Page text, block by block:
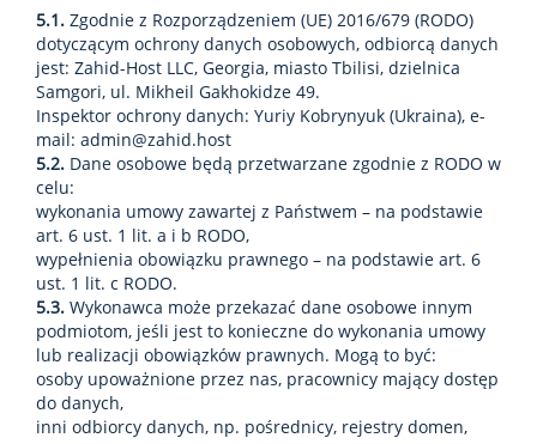
5.1. Zgodnie z Rozporządzeniem (UE) 2016/679 (RODO)
dotyczącym ochrony danych osobowych, odbiorcą danych
jest: Zahid-Host LLC, Georgia, miasto Tbilisi, dzielnica
Samgori, ul. Mikheil Gakhokidze 49.
Inspektor ochrony danych: Yuriy Kobrynyuk (Ukraina), e-
mail: admin@zahid.host
5.2. Dane osobowe będą przetwarzane zgodnie z RODO w
celu:
wykonania umowy zawartej z Państwem – na podstawie
art. 6 ust. 1 lit. a i b RODO,
wypełnienia obowiązku prawnego – na podstawie art. 6
ust. 1 lit. c RODO.
5.3. Wykonawca może przekazać dane osobowe innym
podmiotom, jeśli jest to konieczne do wykonania umowy
lub realizacji obowiązków prawnych. Mogą to być:
osoby upoważnione przez nas, pracownicy mający dostęp
do danych,
inni odbiorcy danych, np. pośrednicy, rejestry domen,